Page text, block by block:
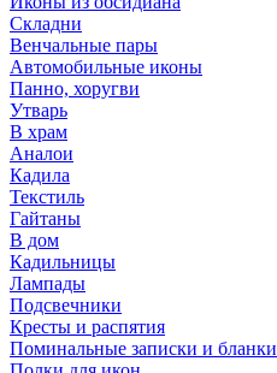
Складни
Венчальные пары
Автомобильные иконы
Панно, хоругви
Утварь
В храм
Аналои
Кадила
Текстиль
Гайтаны
В дом
Кадильницы
Лампады
Подсвечники
Кресты и распятия
Поминальные записки и бланки